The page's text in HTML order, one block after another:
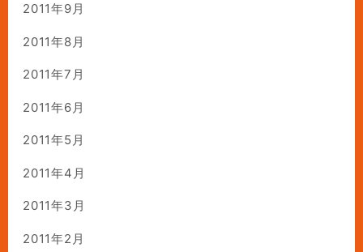
2011年9月
2011年8月
2011年7月
2011年6月
2011年5月
2011年4月
2011年3月
2011年2月